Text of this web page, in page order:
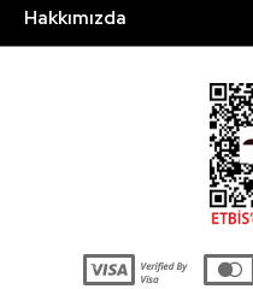
Hakkımızda